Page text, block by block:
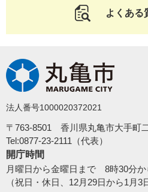
よくある
法人番号1000020372021
〒763-8501 香川県丸亀市大手町
Tel:0877-23-2111（代表）
開庁時間
月曜日から金曜日まで 8時30分か
（祝日・休日、12月29日から1月3